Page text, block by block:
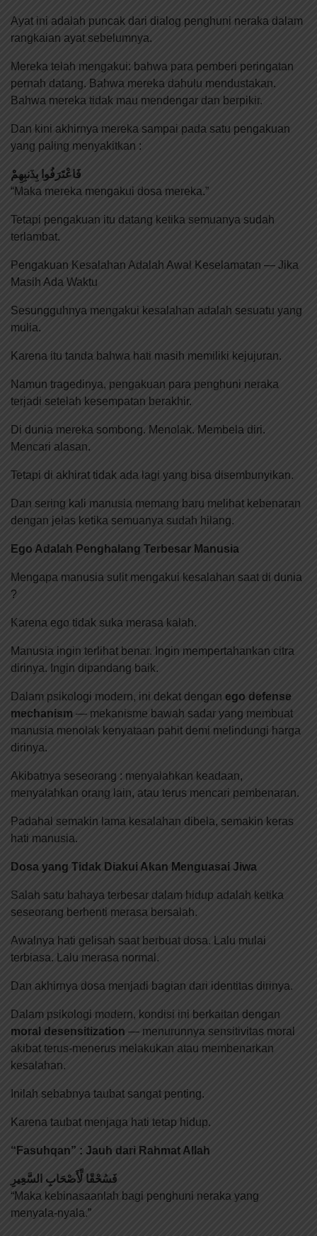
Ayat ini adalah puncak dari dialog penghuni neraka dalam
rangkaian ayat sebelumnya.
Mereka telah mengakui: bahwa para pemberi peringatan
pernah datang. Bahwa mereka dahulu mendustakan.
Bahwa mereka tidak mau mendengar dan berpikir.
Dan kini akhirnya mereka sampai pada satu pengakuan
yang paling menyakitkan :
فَاعْتَرَفُوا بِذَنبِهِمْ
“Maka mereka mengakui dosa mereka.”
Tetapi pengakuan itu datang ketika semuanya sudah
terlambat.
Pengakuan Kesalahan Adalah Awal Keselamatan — Jika
Masih Ada Waktu
Sesungguhnya mengakui kesalahan adalah sesuatu yang
mulia.
Karena itu tanda bahwa hati masih memiliki kejujuran.
Namun tragedinya, pengakuan para penghuni neraka
terjadi setelah kesempatan berakhir.
Di dunia mereka sombong. Menolak. Membela diri.
Mencari alasan.
Tetapi di akhirat tidak ada lagi yang bisa disembunyikan.
Dan sering kali manusia memang baru melihat kebenaran
dengan jelas ketika semuanya sudah hilang.
Ego Adalah Penghalang Terbesar Manusia
Mengapa manusia sulit mengakui kesalahan saat di dunia
?
Karena ego tidak suka merasa kalah.
Manusia ingin terlihat benar. Ingin mempertahankan citra
dirinya. Ingin dipandang baik.
Dalam psikologi modern, ini dekat dengan ego defense
mechanism — mekanisme bawah sadar yang membuat
manusia menolak kenyataan pahit demi melindungi harga
dirinya.
Akibatnya seseorang : menyalahkan keadaan,
menyalahkan orang lain, atau terus mencari pembenaran.
Padahal semakin lama kesalahan dibela, semakin keras
hati manusia.
Dosa yang Tidak Diakui Akan Menguasai Jiwa
Salah satu bahaya terbesar dalam hidup adalah ketika
seseorang berhenti merasa bersalah.
Awalnya hati gelisah saat berbuat dosa. Lalu mulai
terbiasa. Lalu merasa normal.
Dan akhirnya dosa menjadi bagian dari identitas dirinya.
Dalam psikologi modern, kondisi ini berkaitan dengan
moral desensitization — menurunnya sensitivitas moral
akibat terus-menerus melakukan atau membenarkan
kesalahan.
Inilah sebabnya taubat sangat penting.
Karena taubat menjaga hati tetap hidup.
“Fasuhqan” : Jauh dari Rahmat Allah
فَسُحْقًا لِّأَصْحَابِ السَّعِيرِ
“Maka kebinasaanlah bagi penghuni neraka yang
menyala-nyala.”